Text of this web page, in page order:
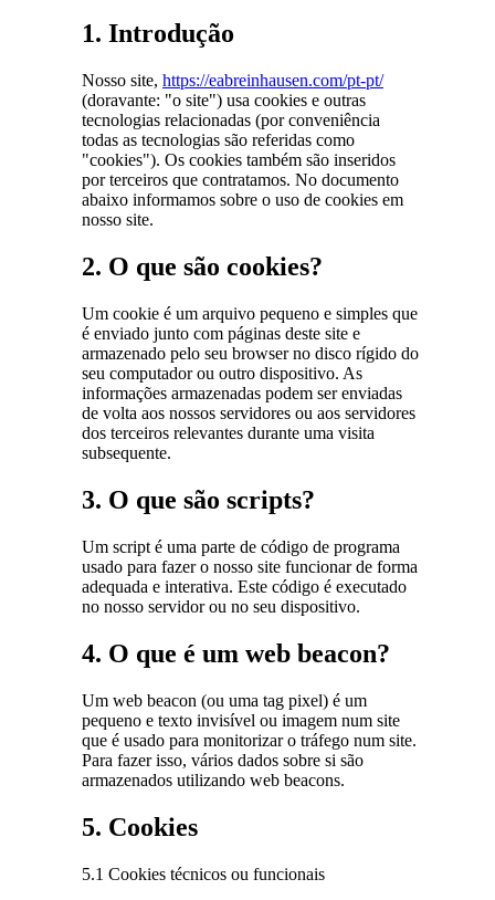
1. Introdução
Nosso site, https://eabreinhausen.com/pt-pt/
(doravante: "o site") usa cookies e outras
tecnologias relacionadas (por conveniência
todas as tecnologias são referidas como
"cookies"). Os cookies também são inseridos
por terceiros que contratamos. No documento
abaixo informamos sobre o uso de cookies em
nosso site.
2. O que são cookies?
Um cookie é um arquivo pequeno e simples que
é enviado junto com páginas deste site e
armazenado pelo seu browser no disco rígido do
seu computador ou outro dispositivo. As
informações armazenadas podem ser enviadas
de volta aos nossos servidores ou aos servidores
dos terceiros relevantes durante uma visita
subsequente.
3. O que são scripts?
Um script é uma parte de código de programa
usado para fazer o nosso site funcionar de forma
adequada e interativa. Este código é executado
no nosso servidor ou no seu dispositivo.
4. O que é um web beacon?
Um web beacon (ou uma tag pixel) é um
pequeno e texto invisível ou imagem num site
que é usado para monitorizar o tráfego num site.
Para fazer isso, vários dados sobre si são
armazenados utilizando web beacons.
5. Cookies
5.1 Cookies técnicos ou funcionais